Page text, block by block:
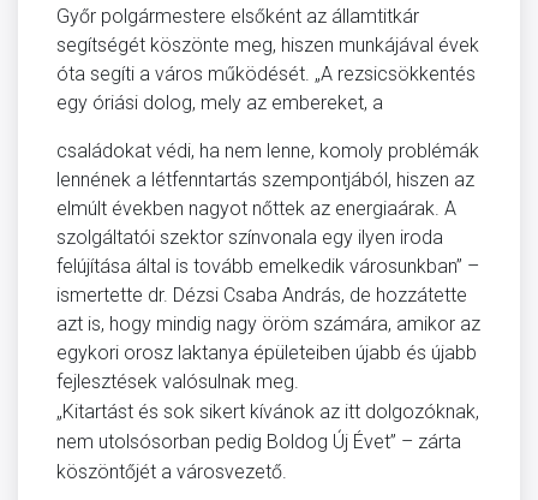
Győr polgármestere elsőként az államtitkár
segítségét köszönte meg, hiszen munkájával évek
óta segíti a város működését. „A rezsicsökkentés
egy óriási dolog, mely az embereket, a
családokat védi, ha nem lenne, komoly problémák
lennének a létfenntartás szempontjából, hiszen az
elmúlt években nagyot nőttek az energiaárak. A
szolgáltatói szektor színvonala egy ilyen iroda
felújítása által is tovább emelkedik városunkban” –
ismertette dr. Dézsi Csaba András, de hozzátette
azt is, hogy mindig nagy öröm számára, amikor az
egykori orosz laktanya épületeiben újabb és újabb
fejlesztések valósulnak meg.
„Kitartást és sok sikert kívánok az itt dolgozóknak,
nem utolsósorban pedig Boldog Új Évet” – zárta
köszöntőjét a városvezető.